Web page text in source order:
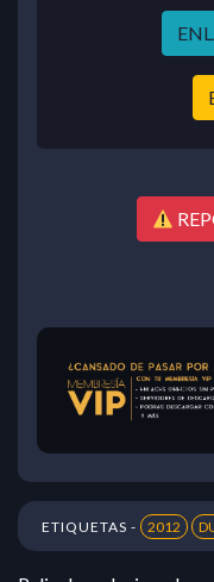
ETIQUETAS - 2012